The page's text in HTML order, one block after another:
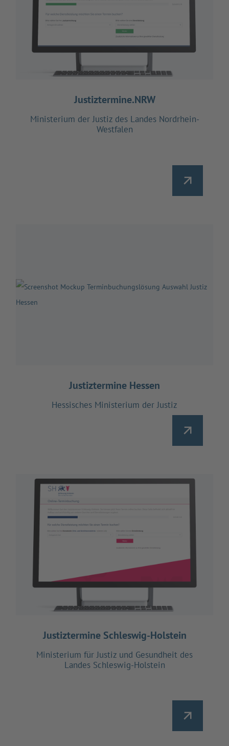
Justiztermine.NRW
Ministerium der Justiz des Landes Nordrhein-
Westfalen
Justiztermine Hessen
Hessisches Ministerium der Justiz
Justiztermine Schleswig-Holstein
Ministerium für Justiz und Gesundheit des
Landes Schleswig-Holstein